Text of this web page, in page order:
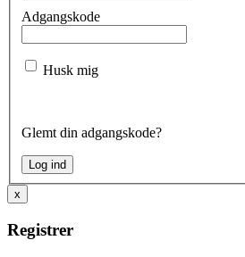
Adgangskode
Husk mig
Glemt din adgangskode?
x
Registrer